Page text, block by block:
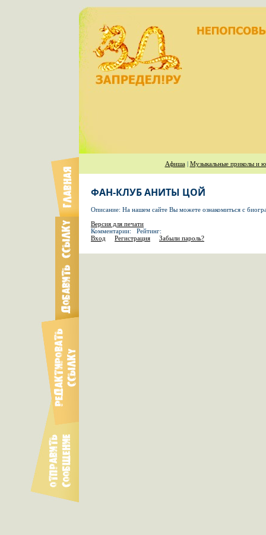
Афиша| Музыкальные приколы и
ФАН-КЛУБ АНИТЫ ЦОЙ
Описание: На нашем сайте Вы можете ознакомиться с
Версия для печати
Комментарии: Рейтинг:
Вход
Регистрация Забыли пароль?